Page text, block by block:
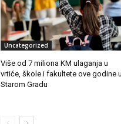
Uncategorized
Više od 7 miliona KM ulaganja u
vrtiće, škole i fakultete ove godine u
Starom Gradu